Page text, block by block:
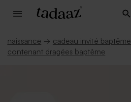
naissance → cadeau invité baptême
contenant dragées baptême